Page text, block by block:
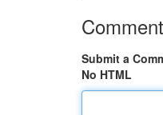
Submit a
No HTML